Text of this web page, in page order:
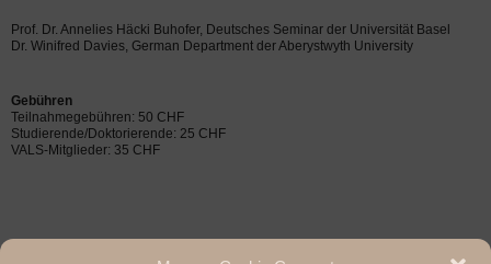
Prof. Dr. Annelies Häcki Buhofer, Deutsches Seminar der Universität Basel
Dr. Winifred Davies, German Department der Aberystwyth University
Gebühren
Teilnahmegebühren: 50 CHF
Studierende/Doktorierende: 25 CHF
VALS-Mitglieder: 35 CHF